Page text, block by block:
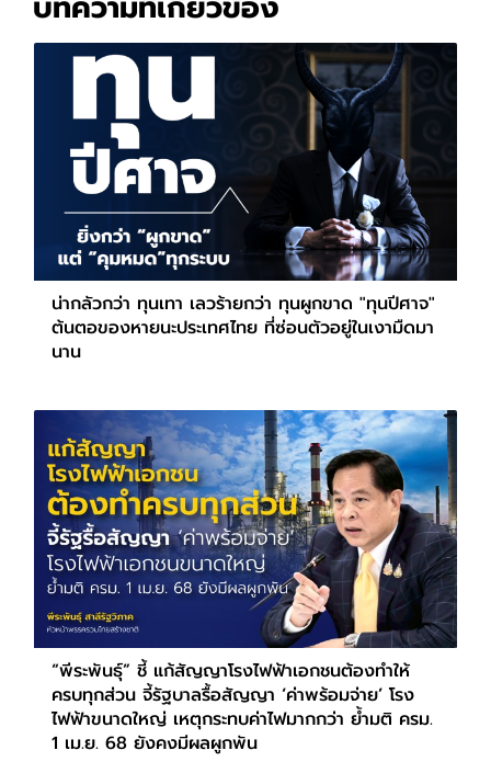
น่ากลัวกว่า ทุนเทา เลวร้ายกว่า ทุนผูกขาด "ทุนปีศาจ"
ต้นตอของหายนะประเทศไทย ที่ซ่อนตัวอยู่ในเงามืดมา
นาน
“พีระพันธุ์” ชี้ แก้สัญญาโรงไฟฟ้าเอกชนต้องทำให้
ครบทุกส่วน จี้รัฐบาลรื้อสัญญา ‘ค่าพร้อมจ่าย’ โรง
ไฟฟ้าขนาดใหญ่ เหตุกระทบค่าไฟมากกว่า ย้ำมติ ครม.
1 เม.ย. 68 ยังคงมีผลผูกพัน